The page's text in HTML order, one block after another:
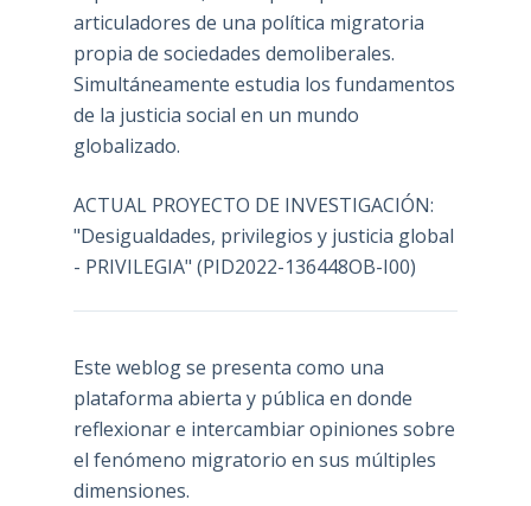
articuladores de una política migratoria
propia de sociedades demoliberales.
Simultáneamente estudia los fundamentos
de la justicia social en un mundo
globalizado.
ACTUAL PROYECTO DE INVESTIGACIÓN:
"Desigualdades, privilegios y justicia global
- PRIVILEGIA" (PID2022-136448OB-I00)
Este weblog se presenta como una
plataforma abierta y pública en donde
reflexionar e intercambiar opiniones sobre
el fenómeno migratorio en sus múltiples
dimensiones.